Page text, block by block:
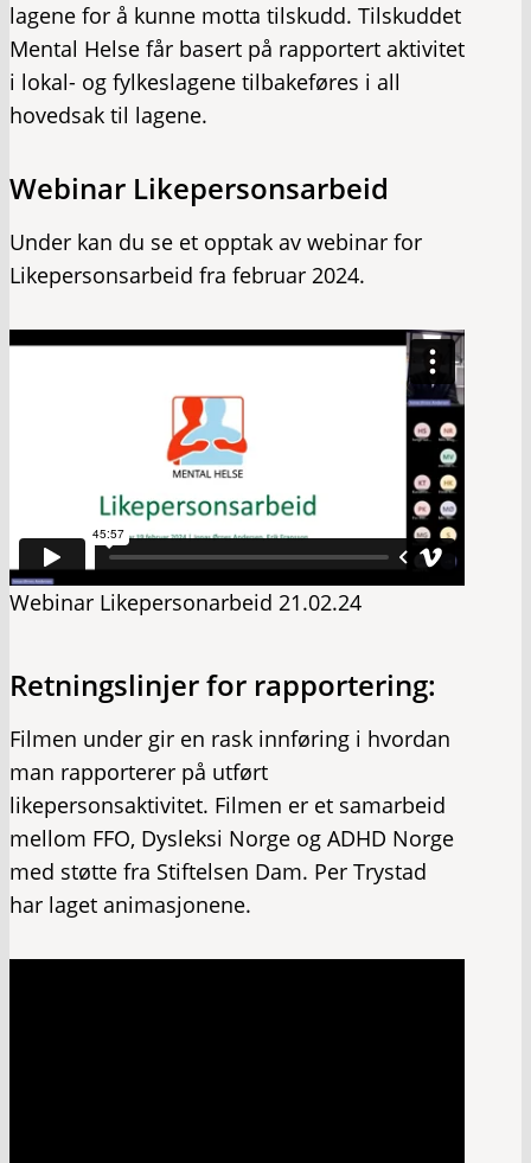
lagene for å kunne motta tilskudd. Tilskuddet
Mental Helse får basert på rapportert aktivitet
i lokal- og fylkeslagene tilbakeføres i all
hovedsak til lagene.
Webinar Likepersonsarbeid
Under kan du se et opptak av webinar for
Likepersonsarbeid fra februar 2024.
Webinar Likepersonarbeid 21.02.24
Retningslinjer for rapportering:
Filmen under gir en rask innføring i hvordan
man rapporterer på utført
likepersonsaktivitet. Filmen er et samarbeid
mellom FFO, Dysleksi Norge og ADHD Norge
med støtte fra Stiftelsen Dam. Per Trystad
har laget animasjonene.